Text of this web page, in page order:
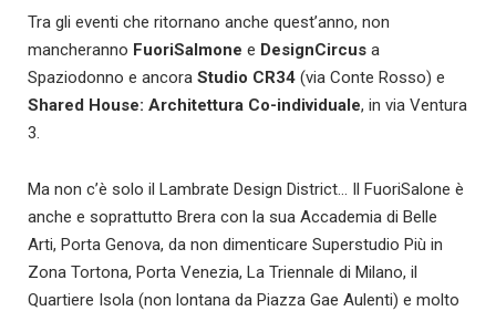
Tra gli eventi che ritornano anche quest’anno, non
mancheranno FuoriSalmone e DesignCircus a
Spaziodonno e ancora Studio CR34 (via Conte Rosso) e
Shared House: Architettura Co-individuale, in via Ventura
3.
Ma non c’è solo il Lambrate Design District… Il FuoriSalone è
anche e soprattutto Brera con la sua Accademia di Belle
Arti, Porta Genova, da non dimenticare Superstudio Più in
Zona Tortona, Porta Venezia, La Triennale di Milano, il
Quartiere Isola (non lontana da Piazza Gae Aulenti) e molto